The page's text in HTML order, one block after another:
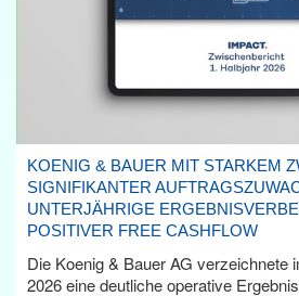
KOENIG & BAUER MIT STARKEM
SIGNIFIKANTER
UNTERJÄHRIGE
POSITIVER FREE CASHFLOW
Die Koenig & Bauer AG verzeichnete
2026 eine deutliche operative